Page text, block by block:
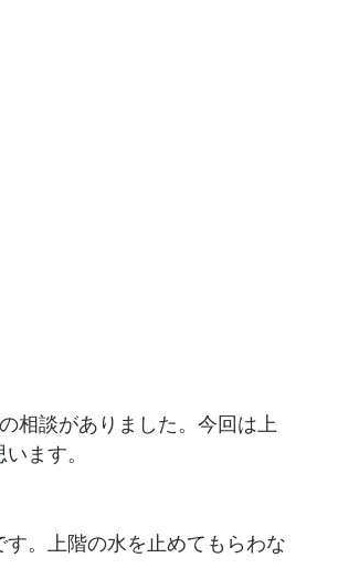
相談がありました。今回は上
ます。
。上階の水を止めてもらわな